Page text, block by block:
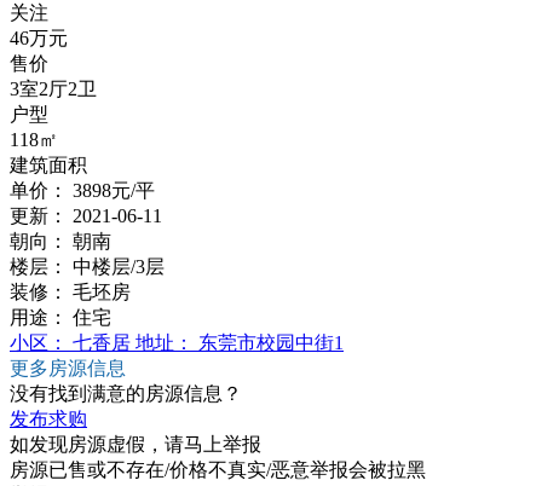
关注
46万元
售价
3室2厅2卫
户型
118㎡
建筑面积
单价：
3898元/平
更新：
2021-06-11
朝向：
朝南
楼层：
中楼层/3层
装修：
毛坯房
用途：
住宅
小区：
七香居 地址：
东莞市校园中街1
更多房源信息
没有找到满意的房源信息？
发布求购
如发现房源虚假，请马上举报
房源已售或不存在/价格不真实/恶意举报会被拉黑